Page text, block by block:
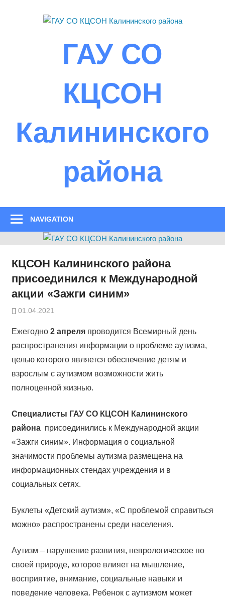
ГАУ СО
КЦСОН
Калининского
района
NAVIGATION
КЦСОН Калининского района
присоединился к Международной
акции «Зажги синим»
01.04.2021
Ежегодно 2 апреляпроводится Всемирный день
распространения информации о проблеме аутизма,
целью которого является обеспечение детям и
взрослым с аутизмом возможности жить
полноценной жизнью.
Специалисты ГАУ СО КЦСОН Калининского
районаприсоединились к Международной акции
«Зажги синим». Информация о социальной
значимости проблемы аутизма размещена на
информационных стендах учреждения и в
социальных сетях.
Буклеты «Детский аутизм», «С проблемой справиться
можно» распространены среди населения.
Аутизм – нарушение развития, неврологическое по
своей природе, которое влияет на мышление,
восприятие, внимание, социальные навыки и
поведение человека. Ребенок с аутизмом может